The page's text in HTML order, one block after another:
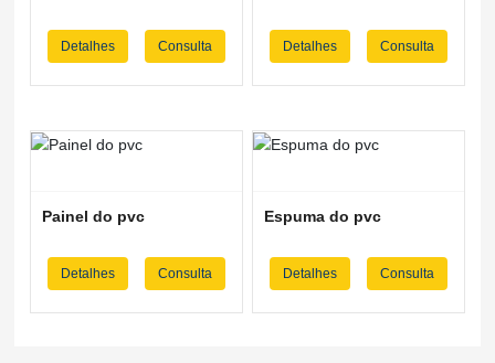
Detalhes Consulta Detalhes Consulta
Painel do pvc
Detalhes Consulta
Espuma do pvc
Detalhes Consulta